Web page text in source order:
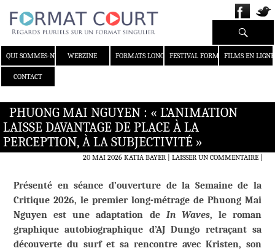
QUI SOMMES-NOUS ?WEBZINE FORMATS LONGS FESTIVAL FORMAT COURT
FILMS EN LIGNE
CONTACT
Recherche
PHUONG MAI NGUYEN : « L’ANIMATION
LAISSE DAVANTAGE DE PLACE À LA
PERCEPTION, À LA SUBJECTIVITÉ »
20 MAI 2026 KATIA BAYER LAISSER UN COMMENTAIRE|
Présenté en séance d’ouverture de la Semaine de la
Critique 2026, le premier long-métrage de Phuong Mai
Nguyen est une adaptation de In Waves, le roman
graphique autobiographique d’AJ Dungo retraçant sa
découverte du surf et sa rencontre avec Kristen, son